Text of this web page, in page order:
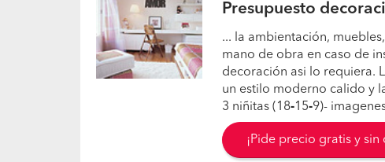
Presupuesto
... la ambientación,
mano de obra en caso de
decoración asi lo requiera.
un estilo moderno calido y
3 niñitas (18-15-9)-
¡Pide precio gratis y